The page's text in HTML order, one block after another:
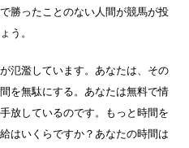
勝ったことのない人間が競馬が投
う。
氾濫しています。あなたは、その
を無駄にする。あなたは無料で情
放しているのです。もっと時間を
はいくらですか？あなたの時間は